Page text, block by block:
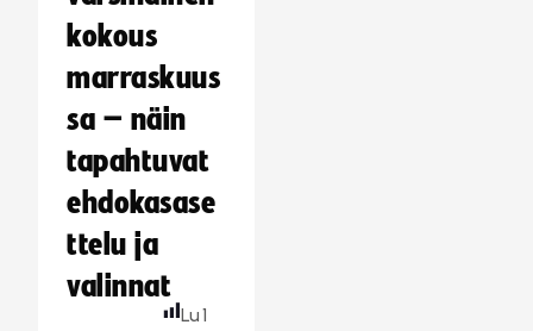
kokous
marraskuus
sa – näin
tapahtuvat
ehdokasase
ttelu ja
valinnat
Lu1